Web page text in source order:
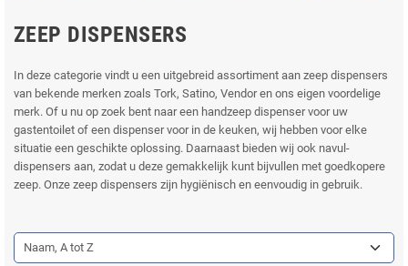
ZEEP DISPENSERS
In deze categorie vindt u een uitgebreid assortiment aan zeep dispensers
van bekende merken zoals Tork, Satino, Vendor en ons eigen voordelige
merk. Of u nu op zoek bent naar een handzeep dispenser voor uw
gastentoilet of een dispenser voor in de keuken, wij hebben voor elke
situatie een geschikte oplossing. Daarnaast bieden wij ook navul-
dispensers aan, zodat u deze gemakkelijk kunt bijvullen met goedkopere
zeep. Onze zeep dispensers zijn hygiënisch en eenvoudig in gebruik.
Naam, A tot Z